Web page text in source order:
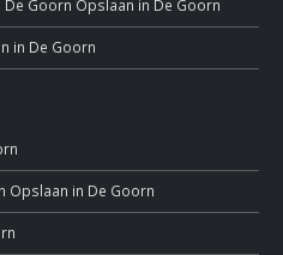
De Goorn Opslaan in De Goorn
in De Goorn
Opslaan in De Goorn